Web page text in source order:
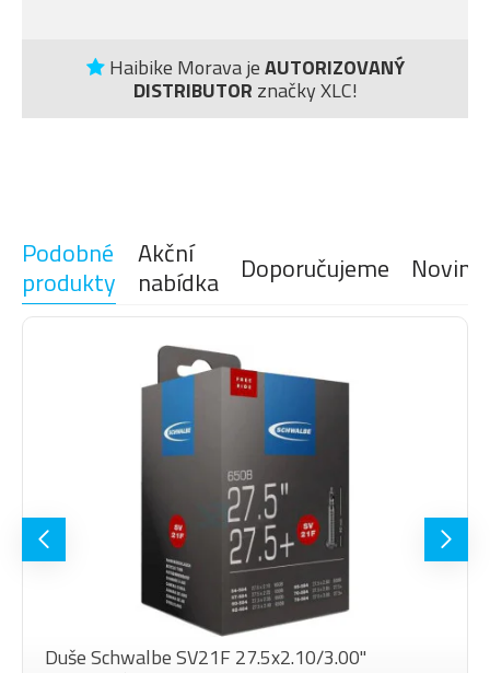
Haibike Morava jeAUTORIZOVANÝ
DISTRIBUTOR značky XLC!
Podobné
produkty
Akční
nabídka Doporučujeme
Duše Schwalbe SV21F 27.5x2.10/3.00"